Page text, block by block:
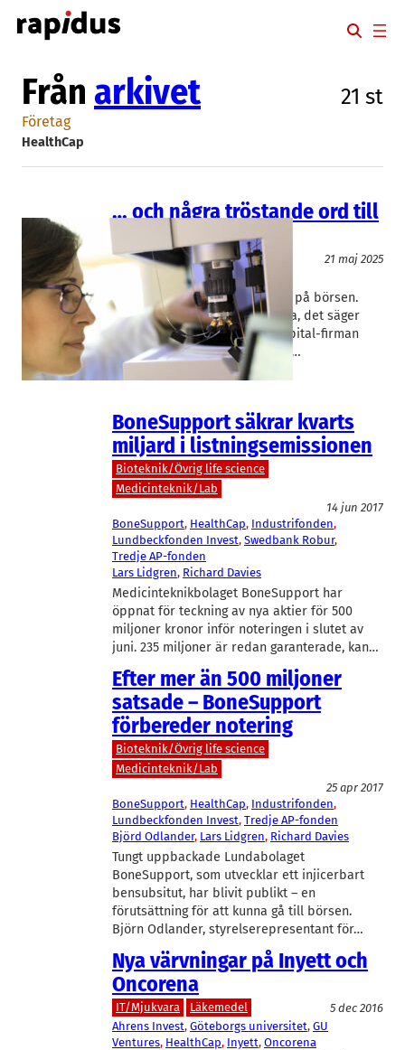
Hoppa
till
Från arkivet 21 st
Företag
HealthCap
… och några tröstande ord till
life science
Finans/Riskkapital
21 maj 2025
Max Odlander
Life science-sektorn går dåligt på börsen.
Men det finns pengar att hämta, det säger
Max Odlander från venture capital-firman
Health Cap under ett event på…
BoneSupport säkrar kvarts
miljard i listningsemissionen
Bioteknik/Övrig life science
Medicinteknik/Lab
14 jun 2017
BoneSupport, HealthCap, Industrifonden
Lundbeckfonden Invest, Swedbank Robur
Tredje AP-fonden
Lars Lidgren, Richard Davies
Medicinteknikbolaget BoneSupport har
öppnat för teckning av nya aktier för 500
miljoner kronor inför noteringen i slutet av
juni. 235 miljoner är redan garanterade, kan…
Efter mer än 500 miljoner
satsade – BoneSupport
förbereder notering
Bioteknik/Övrig life science
Medicinteknik/Lab
25 apr 2017
BoneSupport, HealthCap, Industrifonden
Lundbeckfonden Invest, Tredje AP-fonden
Björd Odlander, Lars Lidgren, Richard Davies
Tungt uppbackade Lundabolaget
BoneSupport, som utvecklar ett injicerbart
bensubsitut, har blivit publikt – en
förutsättning för att kunna gå till börsen.
Björn Odlander, styrelserepresentant för…
Nya värvningar på Inyett och
Oncorena
IT/Mjukvara Läkemedel
5 dec 2016
Ahrens Invest, Göteborgs universitet, GU
Ventures, HealthCap, Inyett, Oncorena